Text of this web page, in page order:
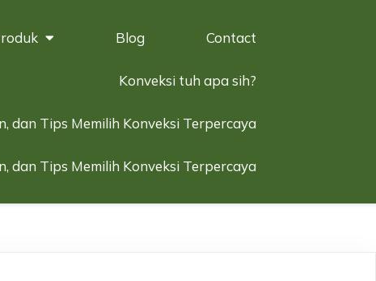
Blog Contact
Konveksi tuh apa sih?
dan Tips Memilih Konveksi Terpercaya
dan Tips Memilih Konveksi Terpercaya